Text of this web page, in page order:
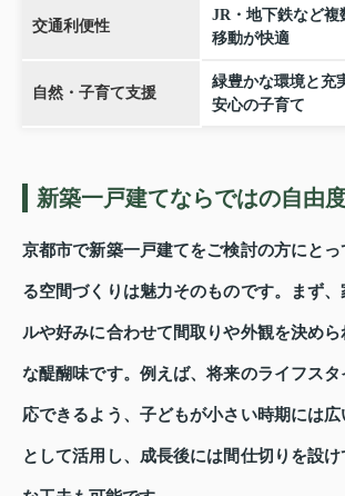
交通利便性
JR・地下鉄など複
移動が快適
自然・子育て支援
緑豊かな環境と充
安心の子育て
新築一戸建てならではの自由
京都市で新築一戸建てをご検討の方にとっ
る空間づくりは魅力そのものです。まず
ルや好みに合わせて間取りや外観を決め
な醍醐味です。例えば、将来のライフス
応できるよう、子どもが小さい時期には
として活用し、成長後には間仕切りを設け